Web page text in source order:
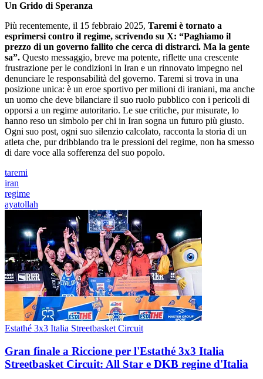
Un Grido di Speranza
Più recentemente, il 15 febbraio 2025, Taremi è tornato a
esprimersi contro il regime, scrivendo su X: “Paghiamo il
prezzo di un governo fallito che cerca di distrarci. Ma la gente
sa”. Questo messaggio, breve ma potente, riflette una crescente
frustrazione per le condizioni in Iran e un rinnovato impegno nel
denunciare le responsabilità del governo. Taremi si trova in una
posizione unica: è un eroe sportivo per milioni di iraniani, ma anche
un uomo che deve bilanciare il suo ruolo pubblico con i pericoli di
opporsi a un regime autoritario. Le sue critiche, pur misurate, lo
hanno reso un simbolo per chi in Iran sogna un futuro più giusto.
Ogni suo post, ogni suo silenzio calcolato, racconta la storia di un
atleta che, pur dribblando tra le pressioni del regime, non ha smesso
di dare voce alla sofferenza del suo popolo.
taremi
iran
regime
ayatollah
Estathé 3x3 Italia Streetbasket Circuit
Gran finale a Riccione per l'Estathé 3x3 Italia
Streetbasket Circuit: All Star e DKB regine d'Italia